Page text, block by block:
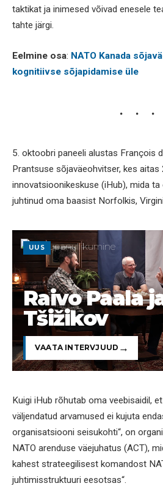
taktikat ja inimesed võivad enesele
tahte järgi.
Eelmine osa: NATO Kanada
kognitiivse sõjapidamise üle
5. oktoobri paneeli alustas François
Prantsuse sõjaväeohvitser, kes aitas
innovatsioonikeskuse (iHub), mida
juhtinud oma baasist Norfolkis,
UUS
Raivo Paala
Tšižikov
VAATA INTERVJUUD
Kuigi iHub rõhutab oma veebisaidil,
väljendatud arvamused ei kujuta
organisatsiooni seisukohti“, on
NATO arenduse väejuhatus (ACT),
kahest strateegilisest komandost
juhtimisstruktuuri eesotsas“.